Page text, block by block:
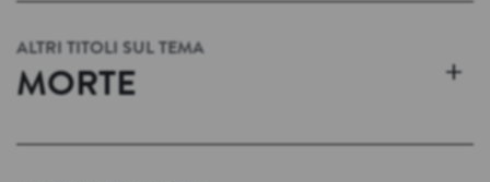
ALTRI TITOLI SUL TEMA
MORTE +